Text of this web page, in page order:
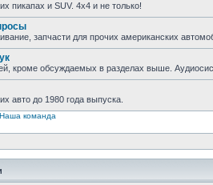
пикапах и SUV. 4х4 и не только!
запчасти для прочих американских
кроме обсуждаемых в разделах выше.
авто до 1980 года выпуска.
Наша команда